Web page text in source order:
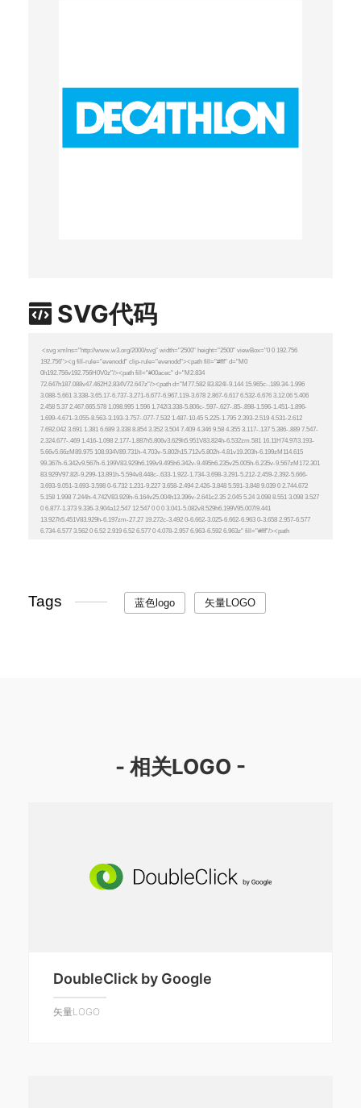
SVG代码
Tags 蓝色logo 矢量LOGO
- 相关LOGO -
DoubleClick by Google
矢量LOGO